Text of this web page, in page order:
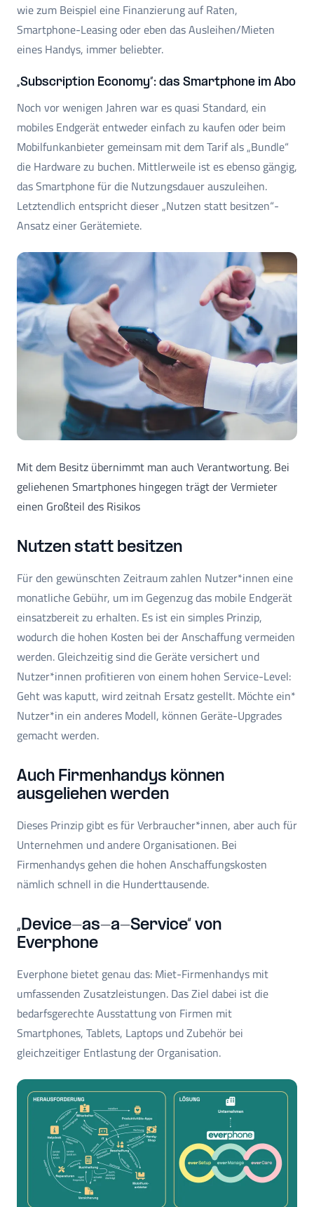
wie zum Beispiel eine Finanzierung auf Raten,
Smartphone-Leasing oder eben das Ausleihen/Mieten
eines Handys, immer beliebter.
„Subscription Economy“: das Smartphone im Abo
Noch vor wenigen Jahren war es quasi Standard, ein
mobiles Endgerät entweder einfach zu kaufen oder beim
Mobilfunkanbieter gemeinsam mit dem Tarif als „Bundle“
die Hardware zu buchen. Mittlerweile ist es ebenso gängig,
das Smartphone für die Nutzungsdauer auszuleihen.
Letztendlich entspricht dieser „Nutzen statt besitzen“-
Ansatz einer Gerätemiete.
Mit dem Besitz übernimmt man auch Verantwortung. Bei
geliehenen Smartphones hingegen trägt der Vermieter
einen Großteil des Risikos
Nutzen statt besitzen
Für den gewünschten Zeitraum zahlen Nutzer*innen eine
monatliche Gebühr, um im Gegenzug das mobile Endgerät
einsatzbereit zu erhalten. Es ist ein simples Prinzip,
wodurch die hohen Kosten bei der Anschaffung vermeiden
werden. Gleichzeitig sind die Geräte versichert und
Nutzer*innen profitieren von einem hohen Service-Level:
Geht was kaputt, wird zeitnah Ersatz gestellt. Möchte ein*
Nutzer*in ein anderes Modell, können Geräte-Upgrades
gemacht werden.
Auch Firmenhandys können
ausgeliehen werden
Dieses Prinzip gibt es für Verbraucher*innen, aber auch für
Unternehmen und andere Organisationen. Bei
Firmenhandys gehen die hohen Anschaffungskosten
nämlich schnell in die Hunderttausende.
„Device-as-a-Service“ von
Everphone
Everphone bietet genau das: Miet-Firmenhandys mit
umfassenden Zusatzleistungen. Das Ziel dabei ist die
bedarfsgerechte Ausstattung von Firmen mit
Smartphones, Tablets, Laptops und Zubehör bei
gleichzeitiger Entlastung der Organisation.